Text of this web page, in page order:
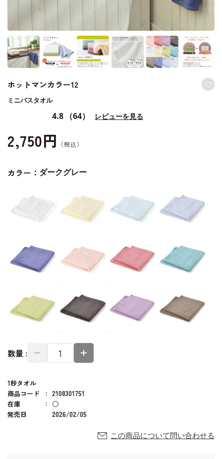
ホットマンカラー12
ミニバスタオル
4.8 （64） レビューを見る
2,750円
カラー： ダークグレー
数量 :
1秒タオル
商品コード
2108301751
在庫
○
発売日
2026/02/05
この商品について問い合わせる